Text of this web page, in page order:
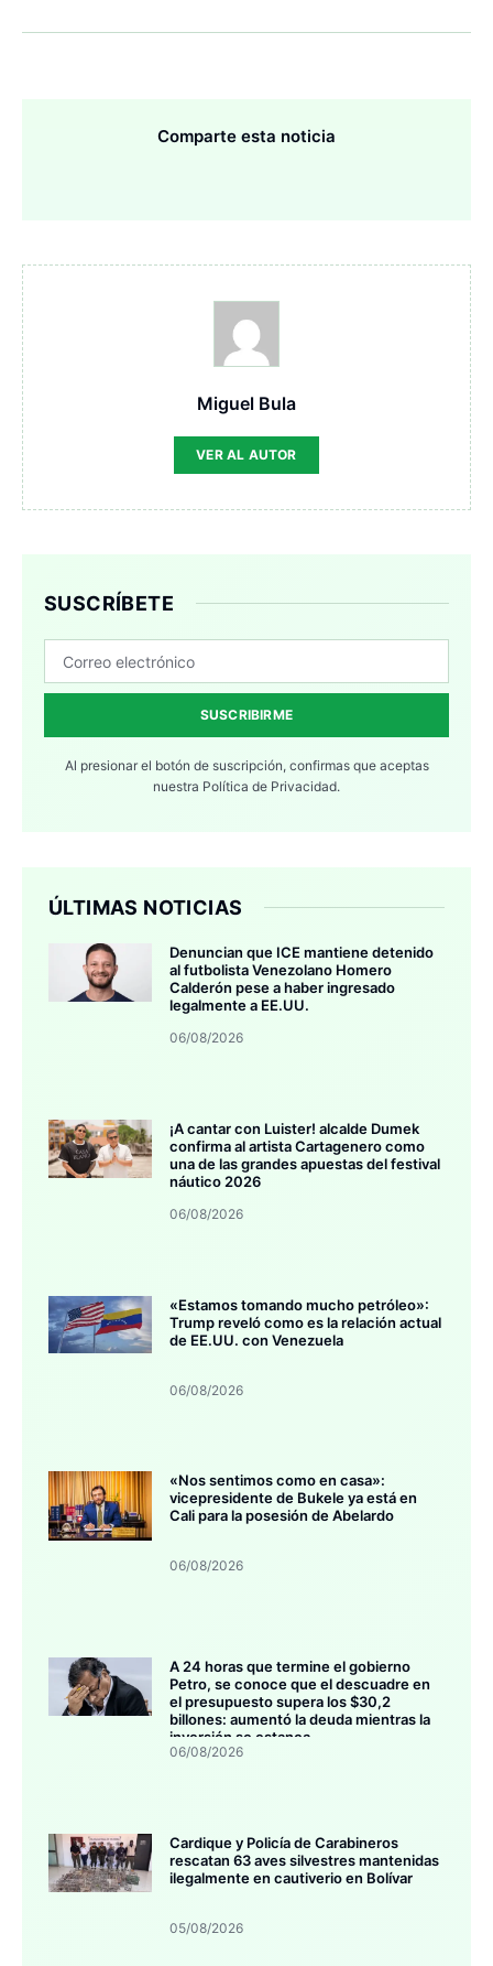
Comparte esta noticia
Miguel Bula
VER AL AUTOR
SUSCRÍBETE
SUSCRIBIRME
Al presionar el botón de suscripción, confirmas que aceptas
nuestra Política de Privacidad.
ÚLTIMAS NOTICIAS
Denuncian que ICE mantiene detenido
al futbolista Venezolano Homero
Calderón pese a haber ingresado
legalmente a EE.UU.
06/08/2026
¡A cantar con Luister! alcalde Dumek
confirma al artista Cartagenero como
una de las grandes apuestas del festival
náutico 2026
06/08/2026
«Estamos tomando mucho petróleo»:
Trump reveló como es la relación actual
de EE.UU. con Venezuela
06/08/2026
«Nos sentimos como en casa»:
vicepresidente de Bukele ya está en
Cali para la posesión de Abelardo
06/08/2026
A 24 horas que termine el gobierno
Petro, se conoce que el descuadre en
el presupuesto supera los $30,2
billones: aumentó la deuda mientras la
inversión se estanca
06/08/2026
Cardique y Policía de Carabineros
rescatan 63 aves silvestres mantenidas
ilegalmente en cautiverio en Bolívar
05/08/2026